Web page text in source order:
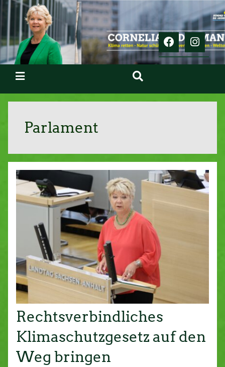
Parlament
Rechtsverbindliches
Klimaschutzgesetz auf den
Weg bringen